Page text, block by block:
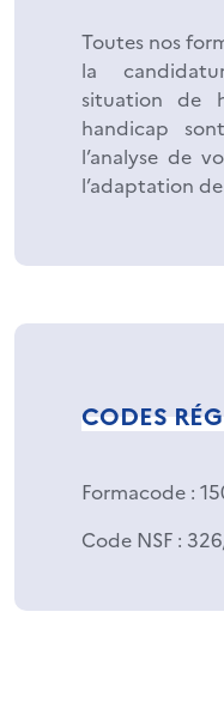
Toutes nos
la
situation de
handicap
l’analyse de
l’adaptation
CODES
Formacode :
Code NSF :